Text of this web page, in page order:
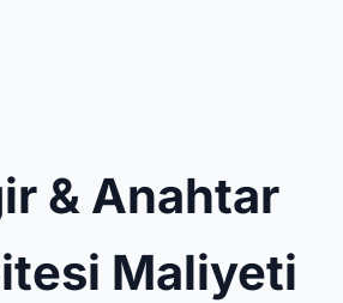
& Anahtar
Maliyeti